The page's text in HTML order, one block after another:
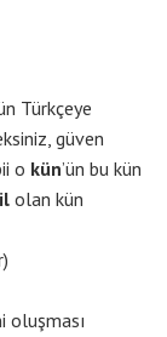
Türkçeye
güven
o kün’ün bu kün
olan kün
oluşması